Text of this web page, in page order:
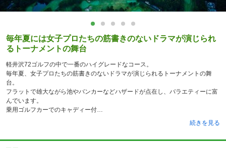
毎年夏には女子プロたちの筋書きのないドラマが演じられ
るトーナメントの舞台
軽井沢72ゴルフの中で一番のハイグレードなコース。
毎年夏、女子プロたちの筋書きのないドラマが演じられるトーナメントの舞
台。
フラットで雄大ながら池やバンカーなどハザードが点在し、バラエティーに富
んでいます。
乗用ゴルフカーでのキャディー付
続きを見る